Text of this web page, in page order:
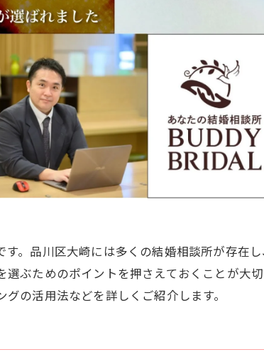
。品川区大崎には多くの結婚相談所が存在
ぶためのポイントを押さえておくことが大
の活用法などを詳しくご紹介します。